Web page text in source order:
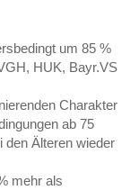
um 85 %
HUK, Bayr.VS
Charakter
ab 75
den Älteren wieder
mehr als